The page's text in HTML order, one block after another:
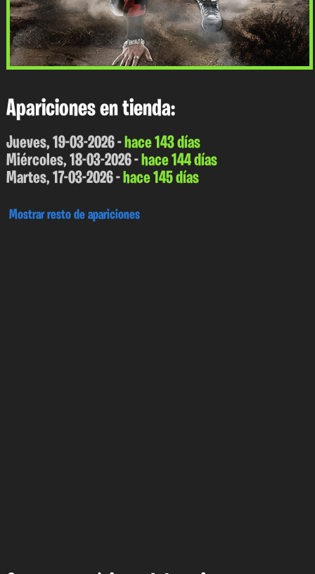
Apariciones en tienda:
Jueves, 19-03-2026 -hace 143 días
Miércoles, 18-03-2026 -hace 144 días
Martes, 17-03-2026 -hace 145 días
Mostrar resto de apariciones